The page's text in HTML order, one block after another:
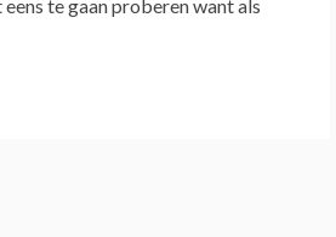
eens te gaan proberen want als